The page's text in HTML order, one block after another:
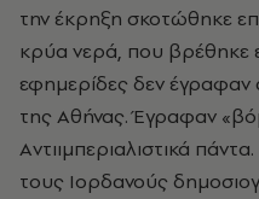
την έκρηξη σκοτώθηκε
κρύα νερά, που βρέθηκε
εφημερίδες δεν έγραφαν
της Aθήνας. Έγραφαν
Aντιιμπεριαλιστικά
τους Iορδανούς